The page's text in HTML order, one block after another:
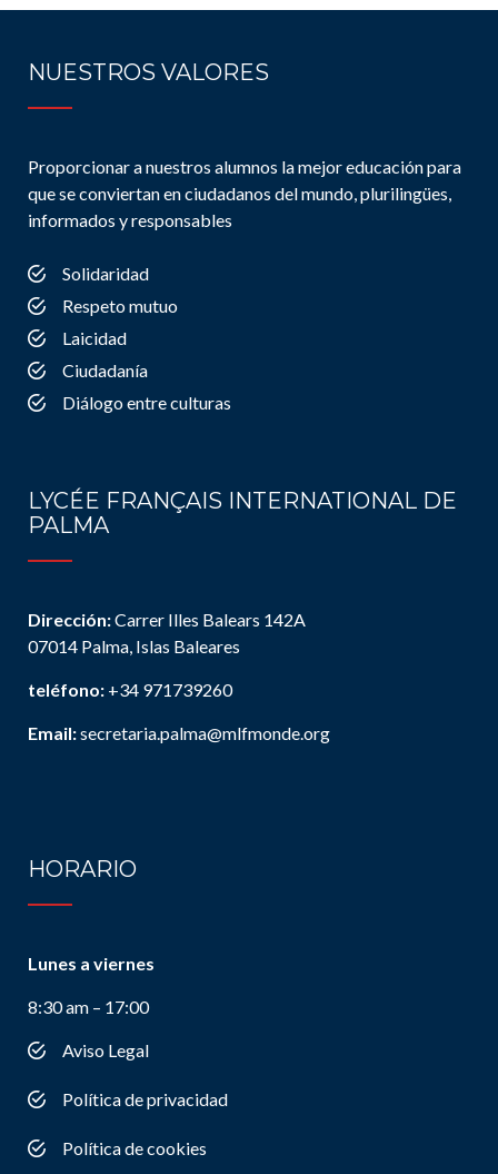
NUESTROS VALORES
Proporcionar a nuestros alumnos la mejor educación para
que se conviertan en ciudadanos del mundo, plurilingües,
informados y responsables
Solidaridad
Respeto mutuo
Laicidad
Ciudadanía
Diálogo entre culturas
LYCÉE FRANÇAIS INTERNATIONAL DE
PALMA
Dirección:Carrer Illes Balears 142A
07014 Palma, Islas Baleares
teléfono: +34 971739260
Email:secretaria.palma@mlfmonde.org
HORARIO
Lunes a viernes
8:30 am – 17:00
Aviso Legal
Política de privacidad
Política de cookies